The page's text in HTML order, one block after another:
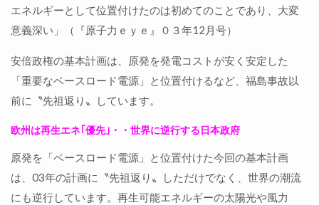
エネルギーとして位置付けたのは初めてのことであり、大変
意義深い」（『原子力ｅｙｅ』０３年12月号）
安倍政権の基本計画は、原発を発電コストが安く安定した
「重要なベースロード電源」と位置付けるなど、福島事故以
前に〝先祖返り〟しています。
欧州は再生エネ｢優先｣・・世界に逆行する日本政府
原発を「ベースロード電源」と位置付けた今回の基本計画
は、03年の計画に〝先祖返り〟しただけでなく、世界の潮流
にも逆行しています。再生可能エネルギーの太陽光や風力